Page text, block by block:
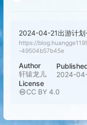
2024-04-21出游计
https://
-49504b57b45e
Author
轩辕龙儿
2024-
License
CC BY 4.0